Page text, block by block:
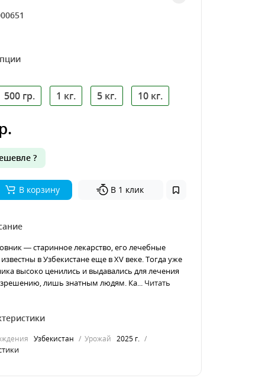
500 гр. 1 кг. 5 кг. 10 кг.
?
В корзину В 1 клик
— старинное лекарство, его лечебные
в Узбекистане еще в XV веке. Тогда уже
высоко ценились и выдавались для лечения
лишь знатным людям. Ка... Читать
Узбекистан Урожай 2025 г.